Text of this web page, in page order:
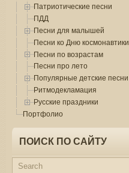
Патриотические песни
ПДД
Песни для малышей
Песни ко Дню космонавтики
Песни по возрастам
Песни про лето
Популярные детские песни
Ритмодекламация
Русские праздники
Портфолио
ПОИСК ПО САЙТУ